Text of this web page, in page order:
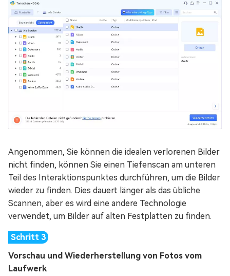
Angenommen, Sie können die idealen verlorenen Bilder
nicht finden, können Sie einen Tiefenscan am unteren
Teil des Interaktionspunktes durchführen, um die Bilder
wieder zu finden. Dies dauert länger als das übliche
Scannen, aber es wird eine andere Technologie
verwendet, um Bilder auf alten Festplatten zu finden.
Vorschau und Wiederherstellung von Fotos vom
Laufwerk